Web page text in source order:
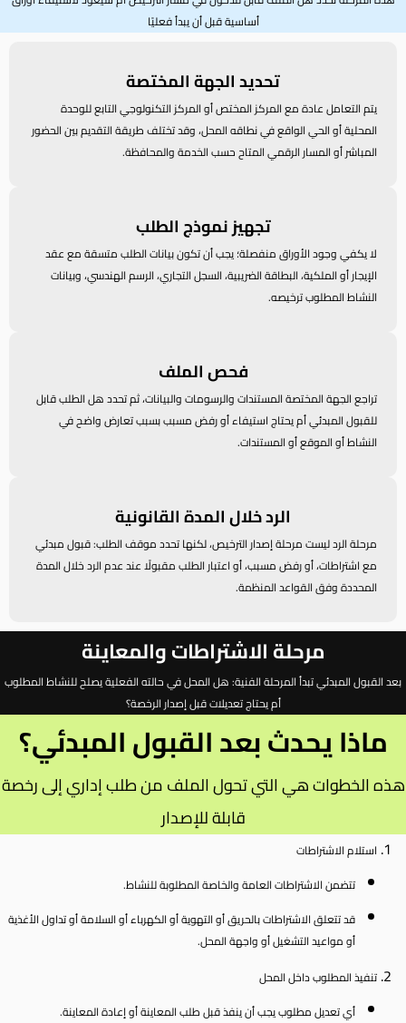
أساسية قبل أن يبدأ فعليًا
تحديد الجهة المختصة
يتم التعامل عادة مع المركز المختص أو المركز التكنولوجي التابع للوحدة
المحلية أو الحي الواقع في نطاقه المحل، وقد تختلف طريقة التقديم بين الحضور
المباشر أو المسار الرقمي المتاح حسب الخدمة والمحافظة.
تجهيز نموذج الطلب
لا يكفي وجود الأوراق منفصلة؛ يجب أن تكون بيانات الطلب متسقة مع عقد
الإيجار أو الملكية، البطاقة الضريبية، السجل التجاري، الرسم الهندسي، وبيانات
النشاط المطلوب ترخيصه.
فحص الملف
تراجع الجهة المختصة المستندات والرسومات والبيانات، ثم تحدد هل الطلب قابل
للقبول المبدئي أم يحتاج استيفاء أو رفض مسبب بسبب تعارض واضح في
النشاط أو الموقع أو المستندات.
الرد خلال المدة القانونية
مرحلة الرد ليست مرحلة إصدار الترخيص، لكنها تحدد موقف الطلب: قبول مبدئي
مع اشتراطات، أو رفض مسبب، أو اعتبار الطلب مقبولًا عند عدم الرد خلال المدة
المحددة وفق القواعد المنظمة.
مرحلة الاشتراطات والمعاينة
بعد القبول المبدئي تبدأ المرحلة الفنية: هل المحل في حالته الفعلية يصلح للنشاط المطلوب
أم يحتاج تعديلات قبل إصدار الرخصة؟
ماذا يحدث بعد القبول المبدئي؟
هذه الخطوات هي التي تحول الملف من طلب إداري إلى رخصة
قابلة للإصدار
استلام الاشتراطات
تتضمن الاشتراطات العامة والخاصة المطلوبة للنشاط.
قد تتعلق الاشتراطات بالحريق أو التهوية أو الكهرباء أو السلامة أو تداول الأغذية
أو مواعيد التشغيل أو واجهة المحل.
تنفيذ المطلوب داخل المحل
أي تعديل مطلوب يجب أن ينفذ قبل طلب المعاينة أو إعادة المعاينة.